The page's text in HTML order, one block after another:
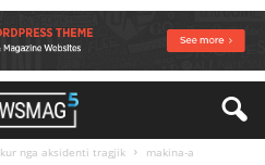
nga aksidenti tragjik makina-a